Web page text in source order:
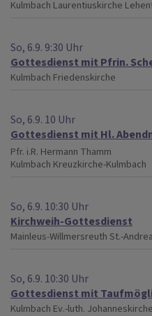
Kulmbach Laurentiuskirche
So, 6.9. 9:30 Uhr
Gottesdienst mit Pfrin.
Kulmbach Friedenskirche
So, 6.9. 10 Uhr
Gottesdienst mit Hl.
Pfr. i.R. Hermann Thamm
Kulmbach Kreuzkirche-Kulmbach
So, 6.9. 10:30 Uhr
Kirchweih-Gottesdienst
Mainleus-Willmersreuth St.-
So, 6.9. 10:30 Uhr
Gottesdienst mit
Kulmbach Ev.-luth.